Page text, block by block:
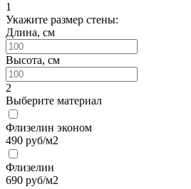
1
Укажите размер стены:
Длина, см
Высота, см
2
Выберите материал
Флизелин эконом
490 руб/м2
Флизелин
690 руб/м2